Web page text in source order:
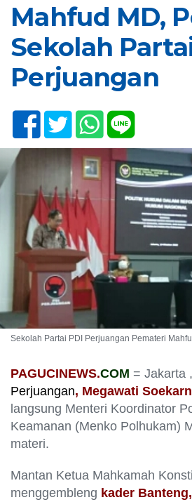
Mahfud MD,
Sekolah
Perjuangan
Sekolah Partai PDI Perjuangan Pemateri
PAGUCINEWS.COM = Jakarta
Perjuangan, Megawati
langsung Menteri Koordinator
Keamanan (Menko Polhukam)
materi.
Mantan Ketua Mahkamah
menggembleng kader Banteng,